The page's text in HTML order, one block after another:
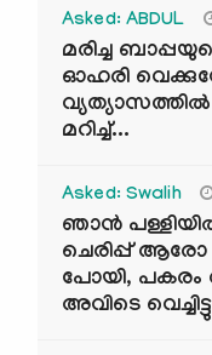
Asked: ABDUL
മരിച്ച
ഓഹരി
മറിച്ച്...
Asked: Swalih
ഞാൻ
ചെരിപ്പ് ആരോ
പോയി, പകരം
അവിടെ